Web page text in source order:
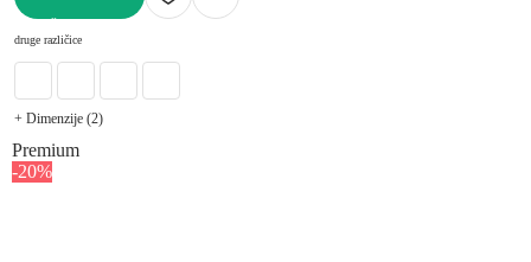
druge različice
+ Dimenzije (2)
Premium
-20%